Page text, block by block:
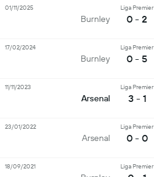
Burnley
Liga Premier
0 - 2
01/11/2025
Burnley
Liga Premier
0 - 5
17/02/2024
Arsenal
Liga Premier
3 - 1
11/11/2023
Arsenal
Liga Premier
0 - 0
23/01/2022
Liga Premier
18/09/2021